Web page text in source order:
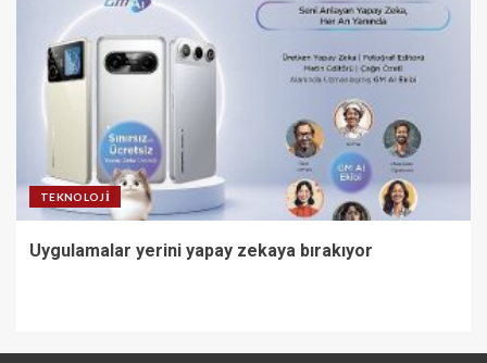
TEKNOLOJI
Uygulamalar yerini yapay zekaya bırakıyor